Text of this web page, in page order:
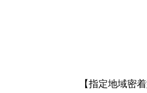
【指定地域密